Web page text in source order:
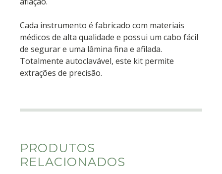
Cada instrumento é fabricado com materiais
médicos de alta qualidade e possui um cabo fácil
de segurar e uma lâmina fina e afilada.
Totalmente autoclavável, este kit permite
extrações de precisão.
PRODUTOS
RELACIONADOS